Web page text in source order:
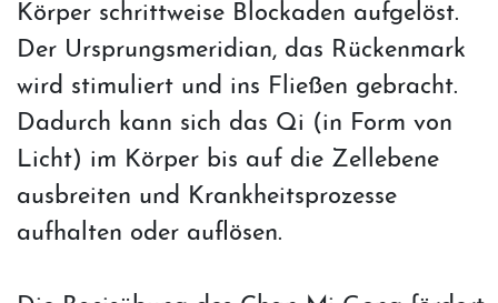
Körper schrittweise Blockaden aufgelöst.
Der Ursprungsmeridian, das Rückenmark
wird stimuliert und ins Fließen gebracht.
Dadurch kann sich das Qi (in Form von
Licht) im Körper bis auf die Zellebene
ausbreiten und Krankheitsprozesse
aufhalten oder auflösen.